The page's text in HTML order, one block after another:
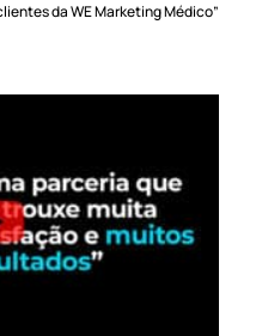
da WE Marketing Médico”